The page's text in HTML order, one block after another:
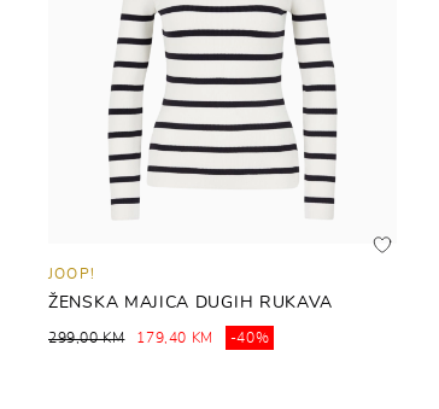
JOOP!
ŽENSKA MAJICA DUGIH RUKAVA
299,00 KM 179,40 KM -40%